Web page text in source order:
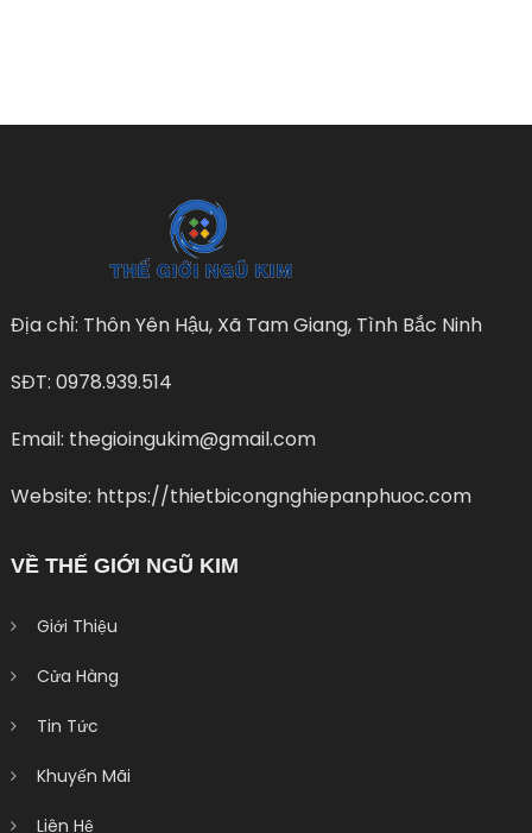
Địa chỉ: Thôn Yên Hậu, Xã Tam Giang, Tình Bắc Ninh
SĐT: 0978.939.514
Email: thegioingukim@gmail.com
Website: https://thietbicongnghiepanphuoc.com
VỀ THẾ GIỚI NGŨ KIM
Giới Thiệu
Cửa Hàng
Tin Tức
Khuyến Mãi
Liên Hệ